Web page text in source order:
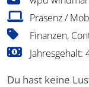
Präsenz /
Finanzen,
Jahresgehalt:
Du hast keine